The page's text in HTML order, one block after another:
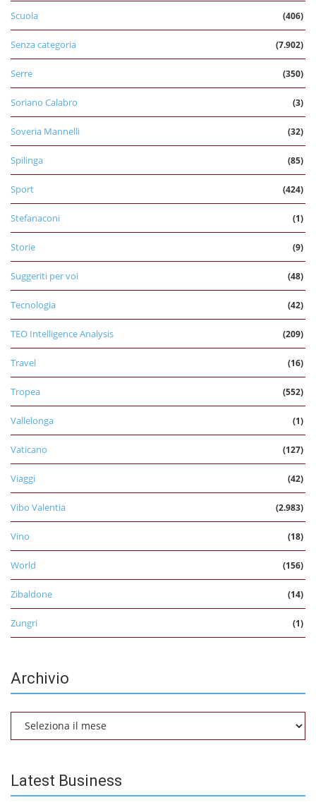
Scuola (406)
Senza categoria (7.902)
Serre (350)
Soriano Calabro (3)
Soveria Mannelli (32)
Spilinga (85)
Sport (424)
Stefanaconi (1)
Storie (9)
Suggeriti per voi (48)
Tecnologia (42)
TEO Intelligence Analysis (209)
Travel (16)
Tropea (552)
Vallelonga (1)
Vaticano (127)
Viaggi (42)
Vibo Valentia (2.983)
Vino (18)
World (156)
Zibaldone (14)
Zungri (1)
Archivio
Archivio
Latest Business